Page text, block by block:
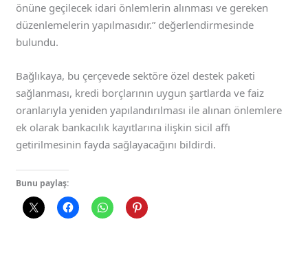
önüne geçilecek idari önlemlerin alınması ve gereken
düzenlemelerin yapılmasıdır.” değerlendirmesinde
bulundu.
Bağlıkaya, bu çerçevede sektöre özel destek paketi
sağlanması, kredi borçlarının uygun şartlarda ve faiz
oranlarıyla yeniden yapılandırılması ile alınan önlemlere
ek olarak bankacılık kayıtlarına ilişkin sicil affı
getirilmesinin fayda sağlayacağını bildirdi.
Bunu paylaş: